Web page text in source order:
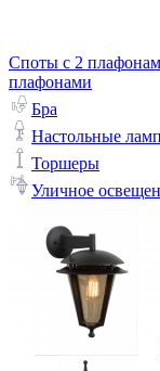
Споты с 2
плафонами
Бра
Настольные
Торшеры
Уличное